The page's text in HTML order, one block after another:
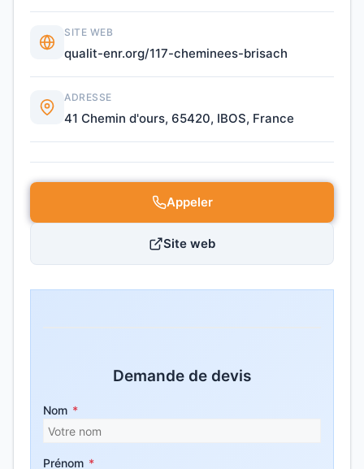
SITE WEB
qualit-enr.org/117-cheminees-brisach
ADRESSE
41 Chemin d'ours, 65420, IBOS, France
Appeler
Site web
Demande de devis
Nom *
Prénom *